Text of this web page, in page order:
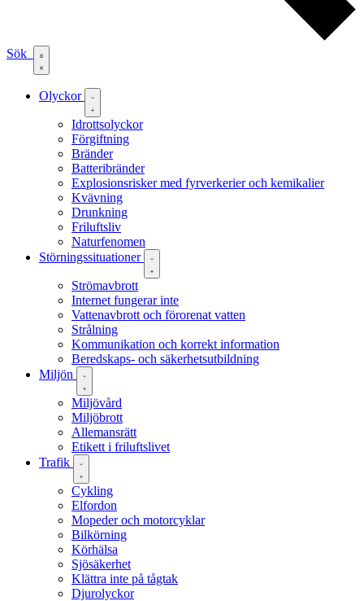
Sök
Olyckor
Idrottsolyckor
Förgiftning
Bränder
Batteribränder
Explosionsrisker med fyrverkerier och kemikalier
Kvävning
Drunkning
Friluftsliv
Naturfenomen
Störningssituationer
Strömavbrott
Internet fungerar inte
Vattenavbrott och förorenat vatten
Strålning
Kommunikation och korrekt information
Beredskaps- och säkerhetsutbildning
Miljön
Miljövård
Miljöbrott
Allemansrätt
Etikett i friluftslivet
Trafik
Cykling
Elfordon
Mopeder och motorcyklar
Bilkörning
Körhälsa
Sjösäkerhet
Klättra inte på tågtak
Djurolyckor